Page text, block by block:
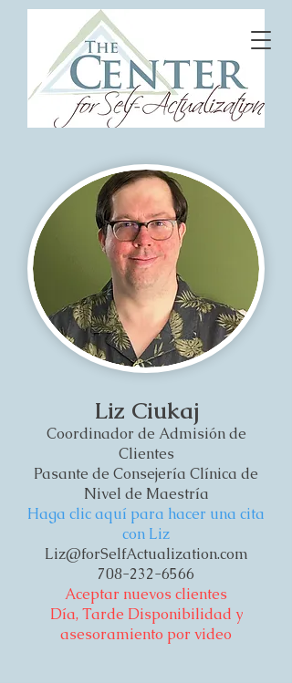
Liz Ciukaj
Coordinador de Admisión de
Clientes
Pasante de Consejería Clínica de
Nivel de Maestría
Haga clic aquí para hacer una cita
con Liz
Liz@forSelfActualization.com
708-232-6566
Aceptar nuevos clientes
Día, Tarde Disponibilidad y
asesoramiento por video